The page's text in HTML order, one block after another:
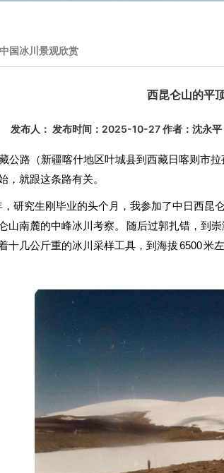
中国冰川景观欣赏
西昆仑山的平
发布人： 发布时间：2025-10-27 作者：沈永
公路（新疆喀什地区叶城县到西藏日喀则市
，就跟这条路有关。
研究生刚毕业的头个月，我参加了中日西昆
山南麓的中峰冰川考察。 随后过郭扎错，到
十几公斤重的冰川采样工具，到海拔 6500 米